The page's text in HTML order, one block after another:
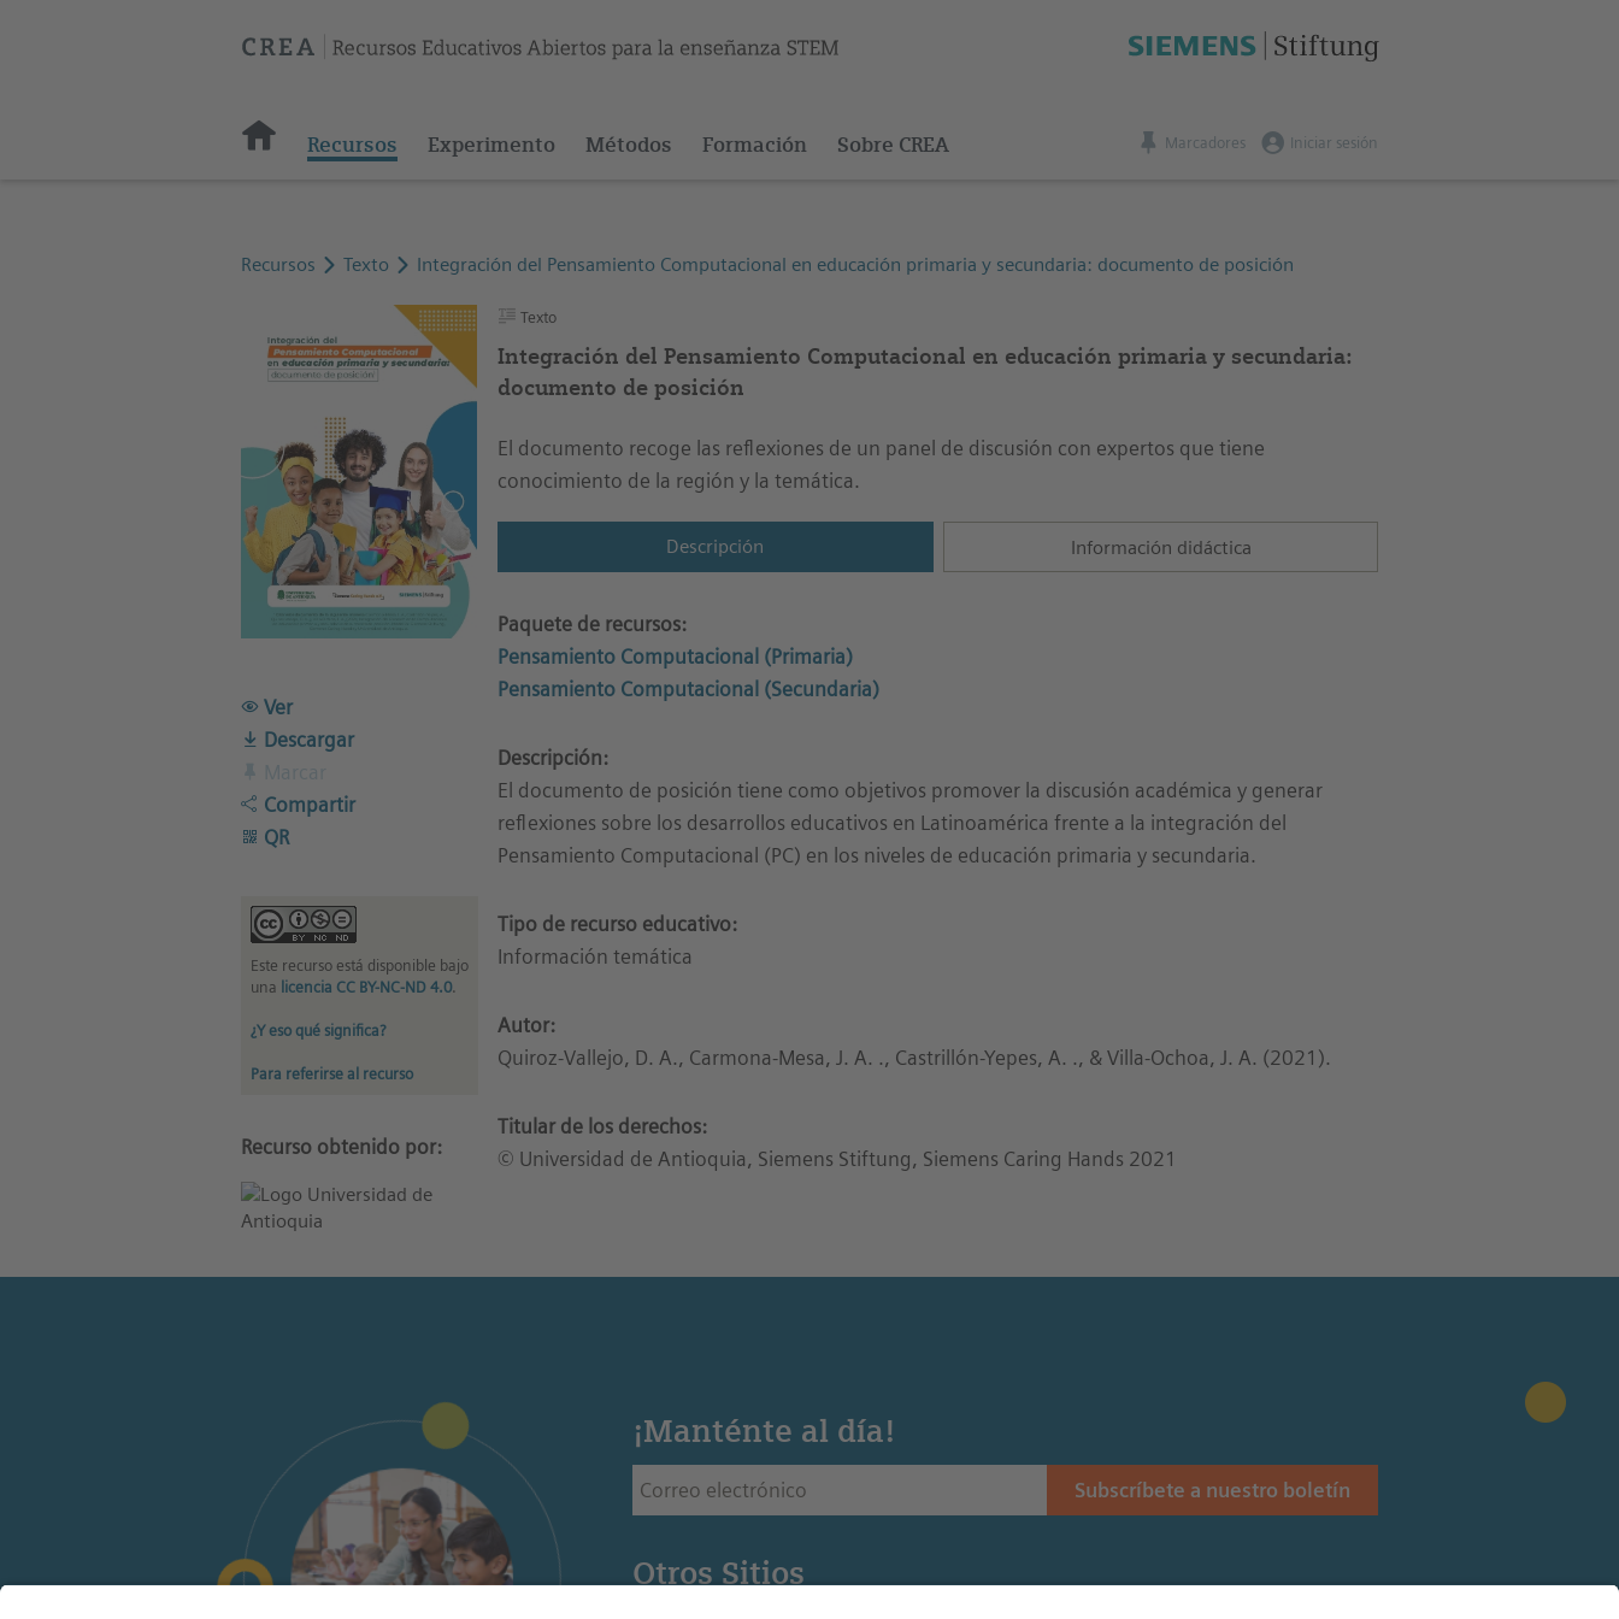
Recursos Experimento Métodos Formación Sobre CREA Marcadores Iniciar sesión
Recursos Texto Integración del Pensamiento Computacional en educación primaria y secundaria: documento de posición
Ver
Descargar
Compartir
QR
Este recurso está disponible bajo
una licencia CC BY-NC-ND 4.0.
¿Y eso qué significa?
Para referirse al recurso
Recurso obtenido por:
Texto
Integración del Pensamiento Computacional en educación primaria y secundaria:
documento de posición
El documento recoge las reflexiones de un panel de discusión con expertos que tiene
conocimiento de la región y la temática.
Descripción Información didáctica
Paquete de recursos:
Pensamiento Computacional (Primaria)
Pensamiento Computacional (Secundaria)
Descripción:
El documento de posición tiene como objetivos promover la discusión académica y generar
reflexiones sobre los desarrollos educativos en Latinoamérica frente a la integración del
Pensamiento Computacional (PC) en los niveles de educación primaria y secundaria.
Tipo de recurso educativo:
Información temática
Autor:
Quiroz-Vallejo, D. A., Carmona-Mesa, J. A. ., Castrillón-Yepes, A. ., & Villa-Ochoa, J. A. (2021).
Titular de los derechos:
© Universidad de Antioquia, Siemens Stiftung, Siemens Caring Hands 2021
¡Manténte al día!
Subscríbete a nuestro boletín
Otros Sitios